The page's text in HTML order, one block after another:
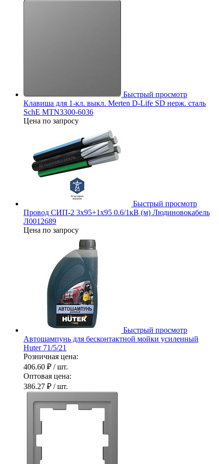
Быстрый просмотр
Клавиша для 1-кл. выкл. Merten D-Life SD нерж. сталь
SchE MTN3300-6036
Цена по запросу
Быстрый просмотр
Провод СИП-2 3х95+1х95 0.6/1кВ (м) Людиновокабель
Л0012689
Цена по запросу
Быстрый просмотр
Автошампунь для бесконтактной мойки усиленный
Huter 71/5/21
Розничная цена:
406.60 ₽ / шт.
Оптовая цена:
386.27 ₽ / шт.